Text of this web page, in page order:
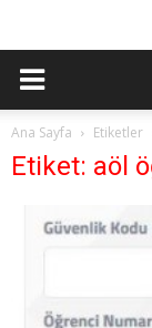
Ana Sayfa Etiketler
Etiket: aöl